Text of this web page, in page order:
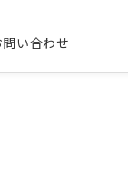
い合わせ